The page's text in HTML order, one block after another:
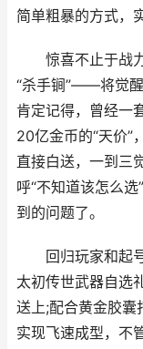
简单粗暴的方式，
惊喜不止于战力
“杀手锏”——将觉
肯定记得，曾经一
20亿金币的“天价”
直接白送，一到三
呼“不知道该怎么
到的问题了。
回归玩家和起号
太初传世武器自选
送上;配合黄金胶囊
实现飞速成型，不